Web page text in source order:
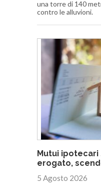
una torre di 140
contro le alluvioni.
Mutui ipotecari
erogato,
5 Agosto 2026